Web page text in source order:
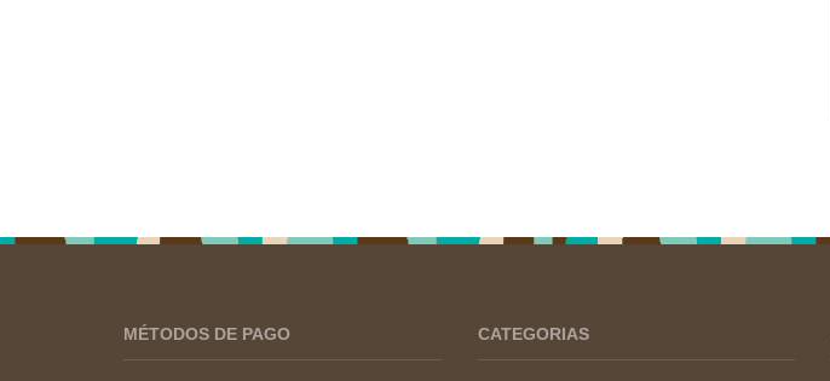
MÉTODOS DE PAGO CATEGORIAS